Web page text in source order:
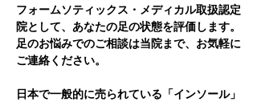
フォームソティックス・メディカル取扱認定
院として、あなたの足の状態を評価します。
足のお悩みでのご相談は当院まで、お気軽に
ご連絡ください。
日本で一般的に売られている「インソール」